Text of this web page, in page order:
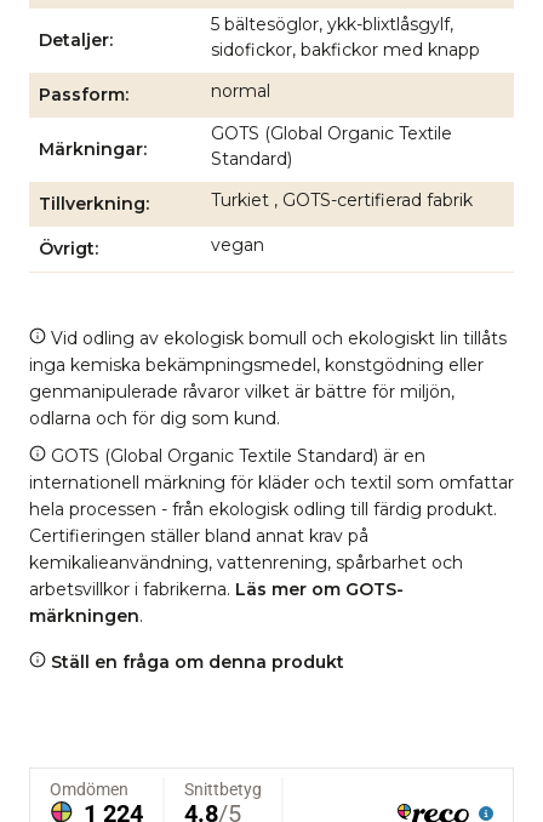
Detaljer
5 bältesöglor, ykk-blixtlåsgylf,
sidofickor, bakfickor med knapp
Passform normal
Märkningar
GOTS (Global Organic Textile
Standard)
Tillverkning Turkiet , GOTS-certifierad fabrik
Övrigt vegan
Vid odling av ekologisk bomull och ekologiskt lin tillåts
inga kemiska bekämpningsmedel, konstgödning eller
genmanipulerade råvaror vilket är bättre för miljön,
odlarna och för dig som kund.
GOTS (Global Organic Textile Standard) är en
internationell märkning för kläder och textil som omfattar
hela processen - från ekologisk odling till färdig produkt.
Certifieringen ställer bland annat krav på
kemikalieanvändning, vattenrening, spårbarhet och
arbetsvillkor i fabrikerna. Läs mer om GOTS-
märkningen.
Ställ en fråga om denna produkt